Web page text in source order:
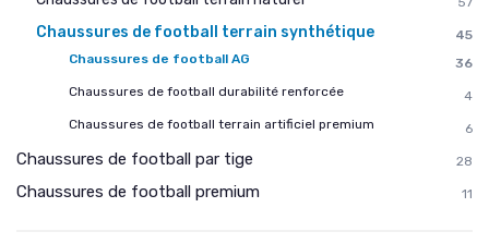
Chaussures de football terrain synthétique
45
Chaussures de football AG
36
Chaussures de football durabilité renforcée
4
Chaussures de football terrain artificiel premium
6
Chaussures de football par tige 28
Chaussures de football premium 11